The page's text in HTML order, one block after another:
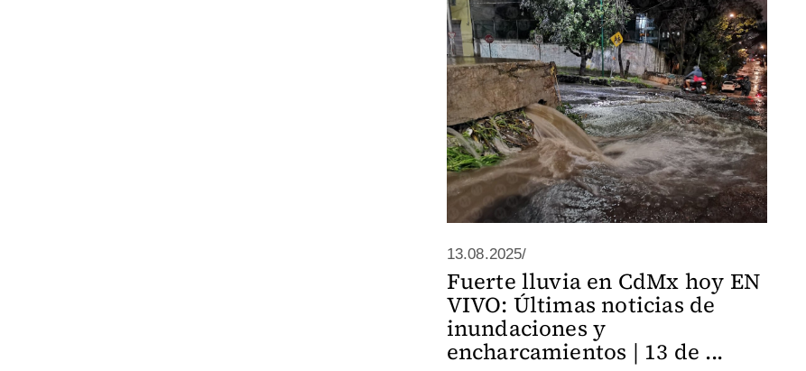
13.08.2025/
Fuerte lluvia en CdMx hoy EN
VIVO: Últimas noticias de
inundaciones y
encharcamientos | 13 de ...